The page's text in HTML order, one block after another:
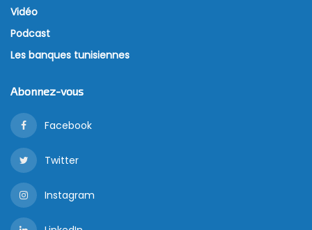
Vidéo
Podcast
Les banques tunisiennes
Abonnez-vous
Facebook
Twitter
Instagram